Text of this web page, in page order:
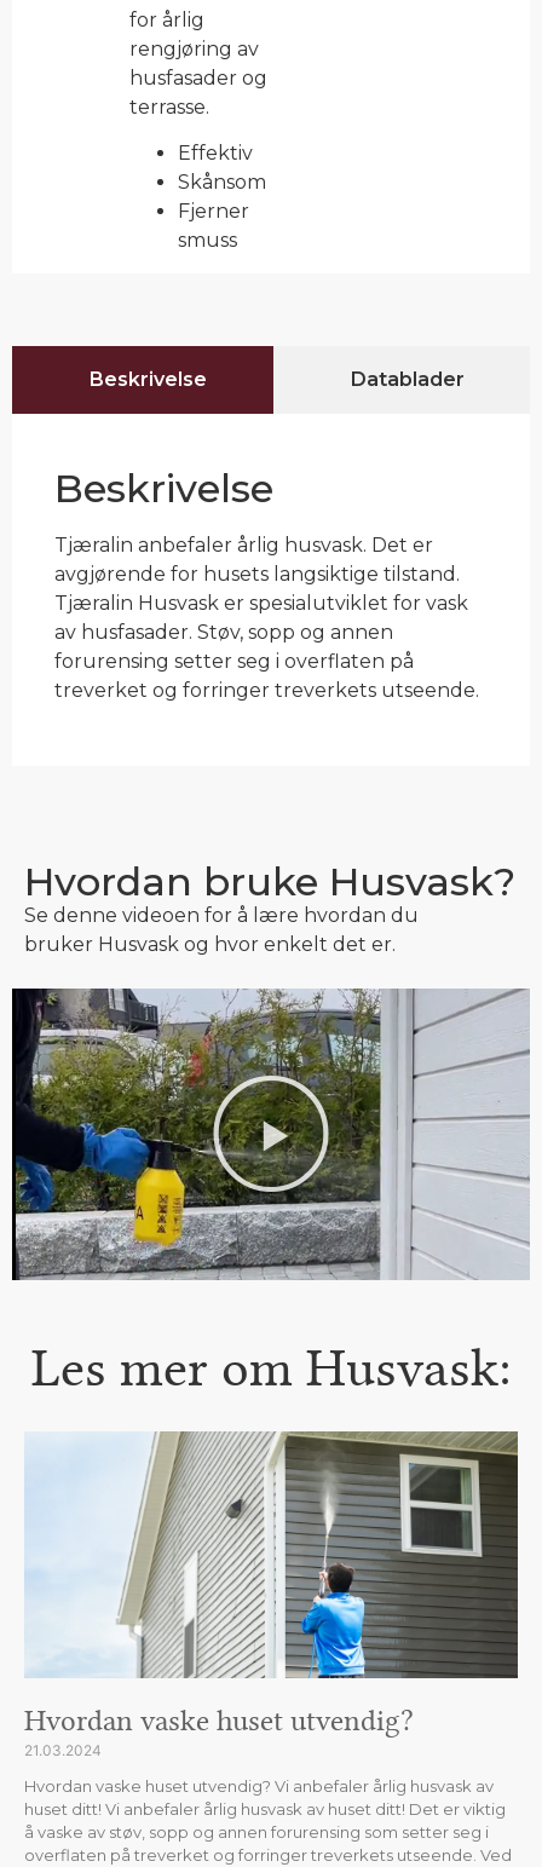
for årlig
rengjøring av
husfasader og
terrasse.
Effektiv
Skånsom
Fjerner
smuss
Beskrivelse Datablader
Beskrivelse
Tjæralin anbefaler årlig husvask. Det er
avgjørende for husets langsiktige tilstand.
Tjæralin Husvask er spesialutviklet for vask
av husfasader. Støv, sopp og annen
forurensing setter seg i overflaten på
treverket og forringer treverkets utseende.
Hvordan bruke Husvask?
Se denne videoen for å lære hvordan du
bruker Husvask og hvor enkelt det er.
Les mer om Husvask:
Hvordan vaske huset utvendig?
21.03.2024
Hvordan vaske huset utvendig? Vi anbefaler årlig husvask av
huset ditt! Vi anbefaler årlig husvask av huset ditt! Det er viktig
å vaske av støv, sopp og annen forurensing som setter seg i
overflaten på treverket og forringer treverkets utseende. Ved